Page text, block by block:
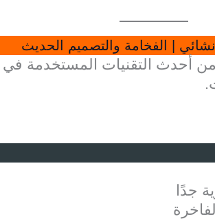
| الفخامة والتصميم الحديث
من أحدث التقنيات المستخدمة في
جدًا